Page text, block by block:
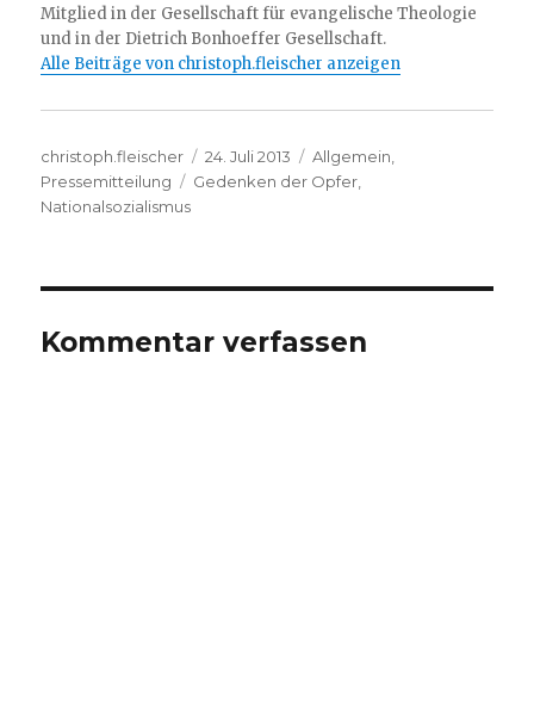
Mitglied in der Gesellschaft für evangelische Theologie
und in der Dietrich Bonhoeffer Gesellschaft.
Alle Beiträge von christoph.fleischer anzeigen
Autor
christoph.fleischer
Veröffentlicht
am
24. Juli 2013 Kategorien
Allgemein
Pressemitteilung
Schlagwörter
Gedenken der Opfer
Nationalsozialismus
Kommentar verfassen